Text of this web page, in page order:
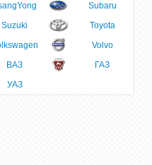
Subaru
Suzuki
Toyota
Volvo
ВАЗ
ГАЗ
УАЗ